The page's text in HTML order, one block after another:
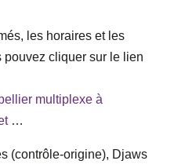
les horaires et les
pouvez cliquer sur le lien
multiplexe à
…
(contrôle-origine), Djaws